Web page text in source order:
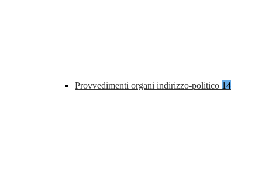
Provvedimenti organi indirizzo-politico 14